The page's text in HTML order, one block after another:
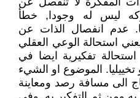
ليس له وجودا, خطأ
عدم انفصال الذات عن
استحالة الوعي العقلي
استحالة تفكيرية ايضا في
الموضوع او الشيء
الى مسافة رصد ومعاينة